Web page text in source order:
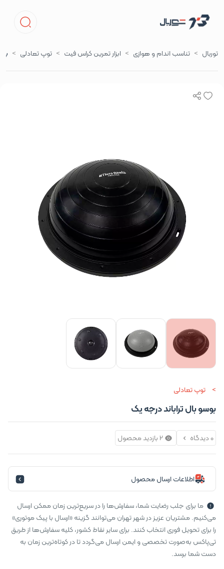
توربال تناسب اندام و هوازی ابزار تمرین کراس فیت توپ تعادلی
توپ تعادلی
بوسو بال تراباند درجه یک
0 دیدگاه 2 بازدید محصول
اطلاعات ارسال محصول
ما برای جلب رضایت شما، سفارش‌ها را در سریع‌ترین زمان ممکن ارسال
می‌کنیم. مشتریان عزیز در شهر تهران می‌توانند گزینه «ارسال با پیک موتوری»
را برای تحویل فوری انتخاب کنند. برای سایر نقاط کشور، کلیه سفارش‌ها از طریق
تی‌پاکس به‌صورت تخصصی و ایمن ارسال می‌گردد تا در کوتاه‌ترین زمان به
دست شما برسد.